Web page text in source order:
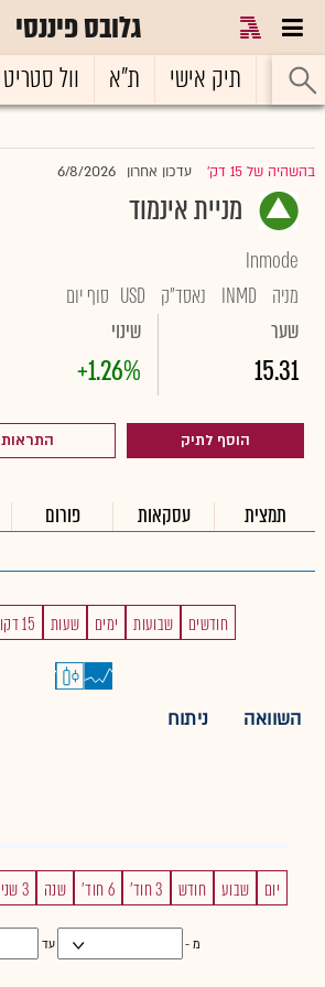
גלובס פיננסי
ראשי תיק אישי ת"א וול סטריט
בהשהיה של 15 דק' עדכון אחרון 6/8/2026
מניית אינמוד
Inmode
מניה
INMD נאסד"ק USD סוף יום
שער
15.31
שינוי
+1.26%
הוסף לתיק התראות
תמצית עסקאות פורום
חודשים שבועות ימים שעות 15 דקות
השוואה ניתוח
יום שבוע חודש 3 חוד' 6 חוד' שנה 3 שנים
מ - עד